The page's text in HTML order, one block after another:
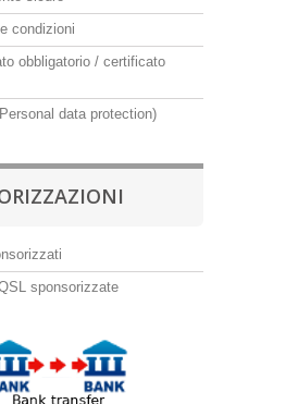
condizioni
obbligatorio / certificato
data protection)
sponsorizzate